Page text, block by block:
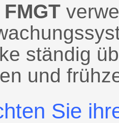
FMGT
ständig
und
Sie